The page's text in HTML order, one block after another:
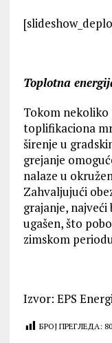
Toplotna
Tokom
toplifikaciona
širenje u
grejanje
nalaze u
Zahvaljujući
grajanje,
ugašen, što
zimskom
Izvor: EPS
БРОЈ ПРЕГЛЕДА: